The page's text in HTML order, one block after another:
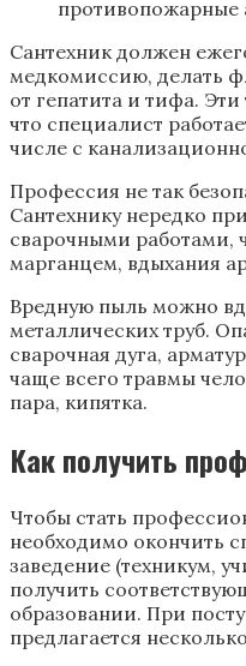
противопожарные
Сантехник должен
медкомиссию, делать
от гепатита и тифа.
что специалист
числе с
Профессия не так
Сантехнику нередко
сварочными работами,
марганцем, вдыхания
Вредную пыль можно
металлических труб.
сварочная дуга,
чаще всего травмы
пара, кипятка.
Как получить
Чтобы стать
необходимо окончить
заведение (техникум,
получить
образовании. При
предлагается